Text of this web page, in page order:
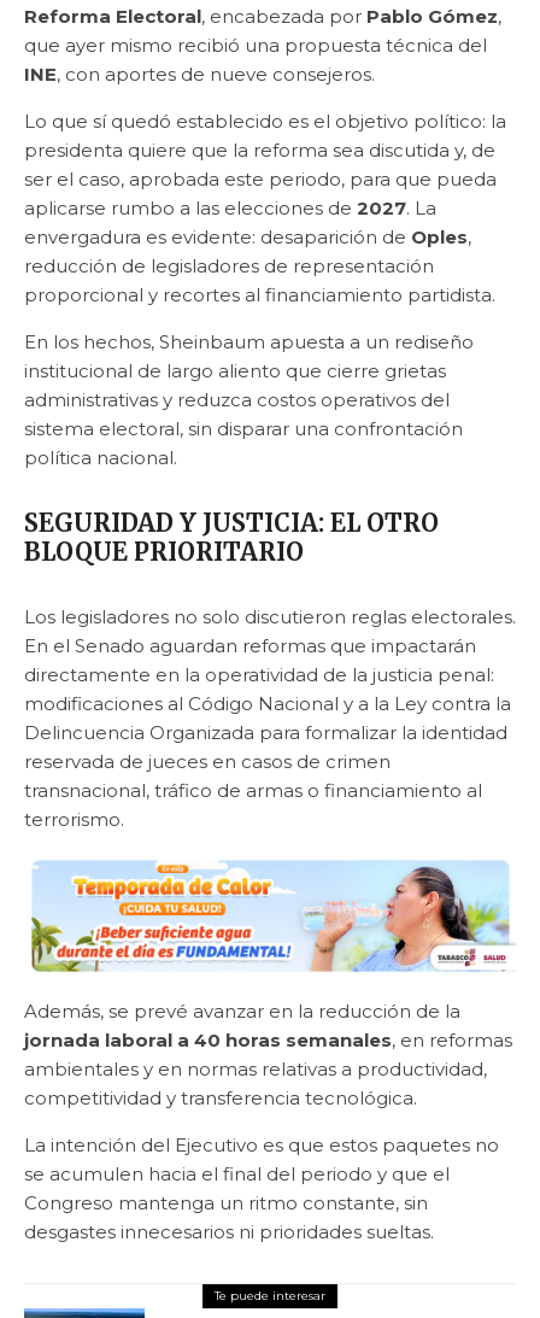
Reforma Electoral, encabezada por Pablo Gómez,
que ayer mismo recibió una propuesta técnica del
INE, con aportes de nueve consejeros.
Lo que sí quedó establecido es el objetivo político: la
presidenta quiere que la reforma sea discutida y, de
ser el caso, aprobada este periodo, para que pueda
aplicarse rumbo a las elecciones de 2027. La
envergadura es evidente: desaparición de Oples,
reducción de legisladores de representación
proporcional y recortes al financiamiento partidista.
En los hechos, Sheinbaum apuesta a un rediseño
institucional de largo aliento que cierre grietas
administrativas y reduzca costos operativos del
sistema electoral, sin disparar una confrontación
política nacional.
SEGURIDAD Y JUSTICIA: EL OTRO
BLOQUE PRIORITARIO
Los legisladores no solo discutieron reglas electorales.
En el Senado aguardan reformas que impactarán
directamente en la operatividad de la justicia penal:
modificaciones al Código Nacional y a la Ley contra la
Delincuencia Organizada para formalizar la identidad
reservada de jueces en casos de crimen
transnacional, tráfico de armas o financiamiento al
terrorismo.
Además, se prevé avanzar en la reducción de la
jornada laboral a 40 horas semanales, en reformas
ambientales y en normas relativas a productividad,
competitividad y transferencia tecnológica.
La intención del Ejecutivo es que estos paquetes no
se acumulen hacia el final del periodo y que el
Congreso mantenga un ritmo constante, sin
desgastes innecesarios ni prioridades sueltas.